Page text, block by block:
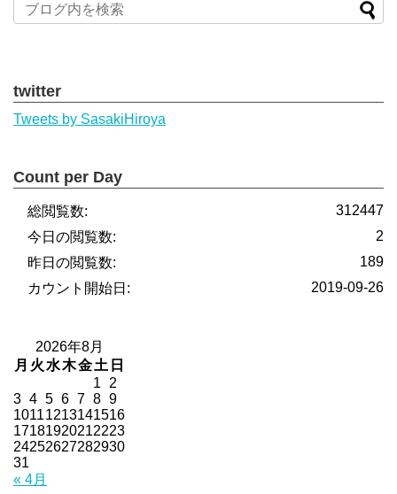
twitter
Tweets by SasakiHiroya
Count per Day
312447
総閲覧数:
2
今日の閲覧数:
189
昨日の閲覧数:
2019-09-26
カウント開始日:
2026年8月
月 火 水木金土 日
1
2
3 4 5 6 7 8 9
10111213141516
17181920212223
24252627282930
31
« 4月